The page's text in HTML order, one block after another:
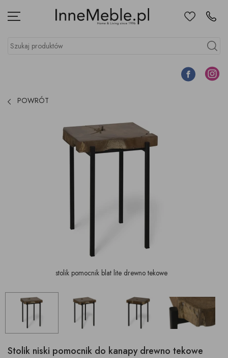
Menu UlubioneKontakt
Szukaj produktów
Szukaj
Facebook
POWRÓT
stolik pomocnik blat lite drewno tekowe
Stolik niski pomocnik do kanapy drewno tekowe